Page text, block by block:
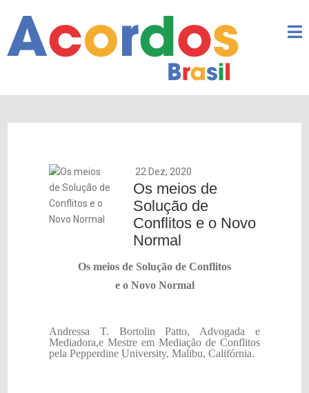
22 Dez, 2020
Os meios de
Solução de
Conflitos e o Novo
Normal
Os meios de Solução de Conflitos
e o Novo Normal
Andressa T. Bortolin Patto, Advogada e
Mediadora,e Mestre em Mediação de Conflitos
pela Pepperdine University, Malibu, Califórnia.